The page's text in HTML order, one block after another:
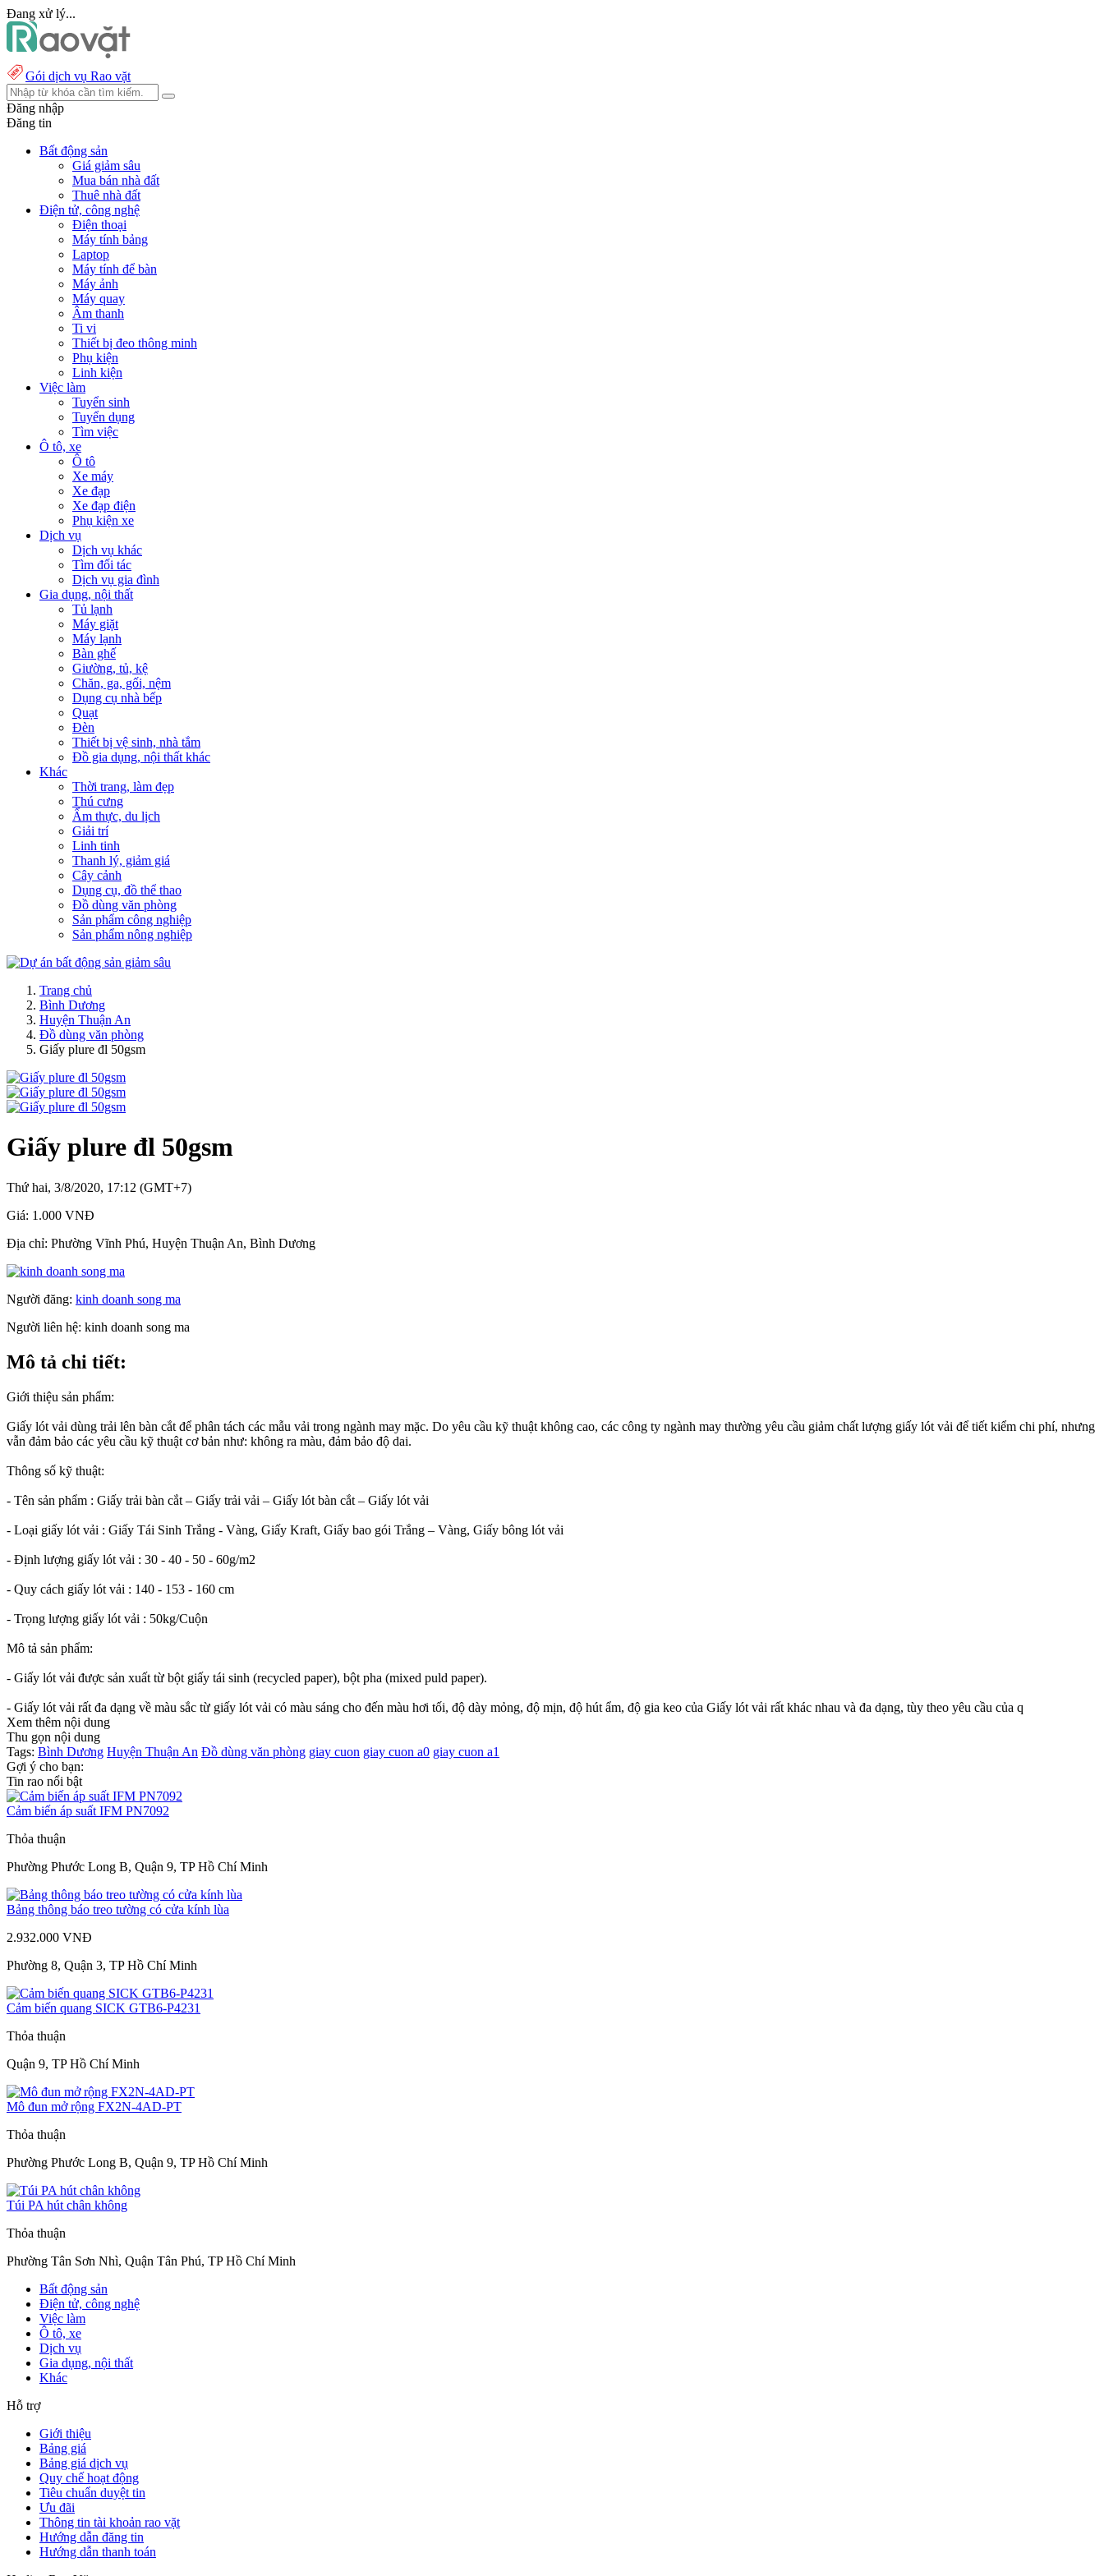
Đang xử lý...
Gói dịch vụ Rao vặt
Đăng nhập
Đăng tin
Bất động sản
Giá giảm sâu
Mua bán nhà đất
Thuê nhà đất
Điện tử, công nghệ
Điện thoại
Máy tính bảng
Laptop
Máy tính để bàn
Máy ảnh
Máy quay
Âm thanh
Ti vi
Thiết bị đeo thông minh
Phụ kiện
Linh kiện
Việc làm
Tuyển sinh
Tuyển dụng
Tìm việc
Ô tô, xe
Ô tô
Xe máy
Xe đạp
Xe đạp điện
Phụ kiện xe
Dịch vụ
Dịch vụ khác
Tìm đối tác
Dịch vụ gia đình
Gia dụng, nội thất
Tủ lạnh
Máy giặt
Máy lạnh
Bàn ghế
Giường, tủ, kệ
Chăn, ga, gối, nệm
Dụng cụ nhà bếp
Quạt
Đèn
Thiết bị vệ sinh, nhà tắm
Đồ gia dụng, nội thất khác
Khác
Thời trang, làm đẹp
Thú cưng
Ẩm thực, du lịch
Giải trí
Linh tinh
Thanh lý, giảm giá
Cây cảnh
Dụng cụ, đồ thể thao
Đồ dùng văn phòng
Sản phẩm công nghiệp
Sản phẩm nông nghiệp
Trang chủ
Bình Dương
Huyện Thuận An
Đồ dùng văn phòng
Giấy plure đl 50gsm
Giấy plure đl 50gsm
Thứ hai, 3/8/2020, 17:12 (GMT+7)
Giá: 1.000 VNĐ
Địa chỉ: Phường Vĩnh Phú, Huyện Thuận An, Bình Dương
Người đăng: kinh doanh song ma
Người liên hệ: kinh doanh song ma
Mô tả chi tiết:
Giới thiệu sản phẩm:
Giấy lót vải dùng trải lên bàn cắt để phân tách các mẫu vải trong ngành may mặc. Do yêu cầu kỹ thuật không cao, các công ty ngành may thường yêu cầu giảm chất lượng giấy lót vải để tiết kiểm chi phí, nhưng
vẫn đảm bảo các yêu cầu kỹ thuật cơ bản như: không ra màu, đảm bảo độ dai.
Thông số kỹ thuật:
- Tên sản phẩm : Giấy trải bàn cắt – Giấy trải vải – Giấy lót bàn cắt – Giấy lót vải
- Loại giấy lót vải : Giấy Tái Sinh Trắng - Vàng, Giấy Kraft, Giấy bao gói Trắng – Vàng, Giấy bông lót vải
- Định lượng giấy lót vải : 30 - 40 - 50 - 60g/m2
- Quy cách giấy lót vải : 140 - 153 - 160 cm
- Trọng lượng giấy lót vải : 50kg/Cuộn
Mô tả sản phẩm:
- Giấy lót vải được sản xuất từ bột giấy tái sinh (recycled paper), bột pha (mixed puld paper).
- Giấy lót vải rất đa dạng về màu sắc từ giấy lót vải có màu sáng cho đến màu hơi tối, độ dày mỏng, độ mịn, độ hút ẩm, độ gia keo của Giấy lót vải rất khác nhau và đa dạng, tùy theo yêu cầu của q
Xem thêm nội dung
Thu gọn nội dung
Tags: Bình Dương Huyện Thuận An Đồ dùng văn phòng giay cuon giay cuon a0 giay cuon a1
Gợi ý cho bạn:
Tin rao nổi bật
Cảm biến áp suất IFM PN7092
Thỏa thuận
Phường Phước Long B, Quận 9, TP Hồ Chí Minh
Bảng thông báo treo tường có cửa kính lùa
2.932.000 VNĐ
Phường 8, Quận 3, TP Hồ Chí Minh
Cảm biến quang SICK GTB6-P4231
Thỏa thuận
Quận 9, TP Hồ Chí Minh
Mô đun mở rộng FX2N-4AD-PT
Thỏa thuận
Phường Phước Long B, Quận 9, TP Hồ Chí Minh
Túi PA hút chân không
Thỏa thuận
Phường Tân Sơn Nhì, Quận Tân Phú, TP Hồ Chí Minh
Bất động sản
Điện tử, công nghệ
Việc làm
Ô tô, xe
Dịch vụ
Gia dụng, nội thất
Khác
Hỗ trợ
Giới thiệu
Bảng giá
Bảng giá dịch vụ
Quy chế hoạt động
Tiêu chuẩn duyệt tin
Ưu đãi
Thông tin tài khoản rao vặt
Hướng dẫn đăng tin
Hướng dẫn thanh toán